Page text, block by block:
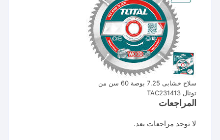
سلاح خشابى 7.25 بوصة 60 سن من
توتال TAC231413
المراجعات
لا توجد مراجعات بعد.